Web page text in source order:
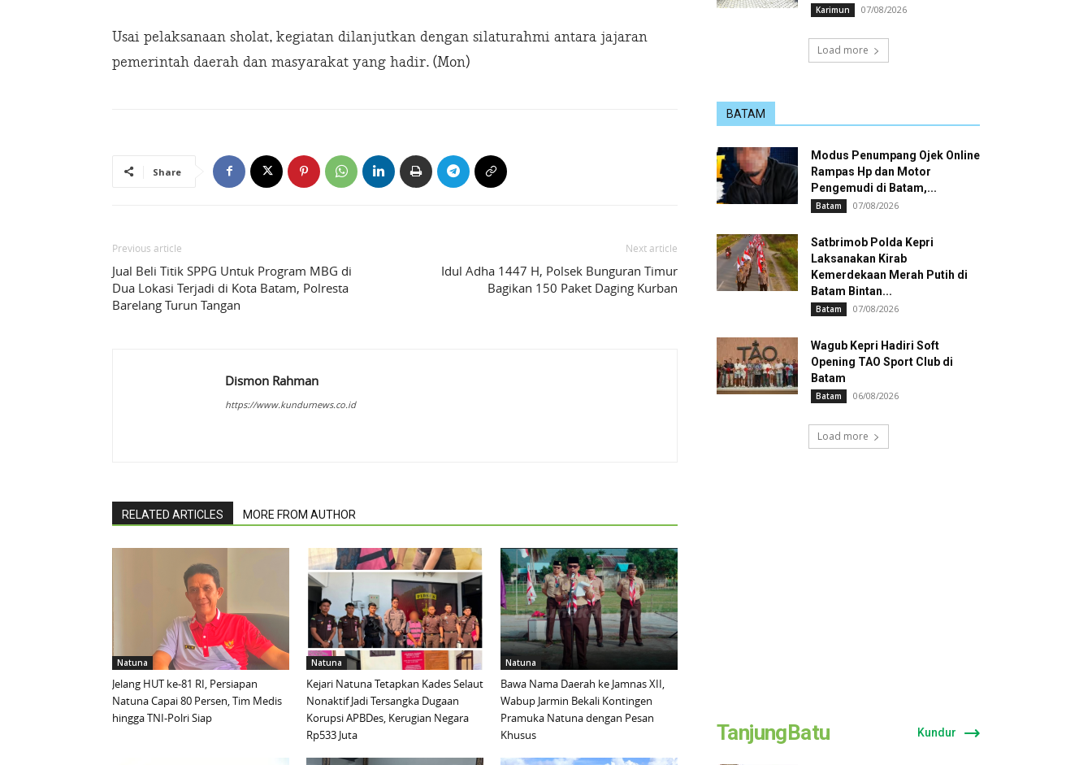
Usai pelaksanaan sholat, kegiatan dilanjutkan dengan silaturahmi antara jajaran
pemerintah daerah dan masyarakat yang hadir. (Mon)
Share
Previous article
Jual Beli Titik SPPG Untuk Program MBG di
Dua Lokasi Terjadi di Kota Batam, Polresta
Barelang Turun Tangan
Next article
Idul Adha 1447 H, Polsek Bunguran Timur
Bagikan 150 Paket Daging Kurban
Dismon Rahman
https://www.kundurnews.co.id
RELATED ARTICLES MORE FROM AUTHOR
Natuna
Jelang HUT ke-81 RI, Persiapan
Natuna Capai 80 Persen, Tim Medis
hingga TNI-Polri Siap
Natuna
Kejari Natuna Tetapkan Kades Selaut
Nonaktif Jadi Tersangka Dugaan
Korupsi APBDes, Kerugian Negara
Rp533 Juta
Natuna
Bawa Nama Daerah ke Jamnas XII,
Wabup Jarmin Bekali Kontingen
Pramuka Natuna dengan Pesan
Khusus
Karimun 07/08/2026
Load more
BATAM
Modus Penumpang Ojek Online
Rampas Hp dan Motor
Pengemudi di Batam,...
Batam 07/08/2026
Satbrimob Polda Kepri
Laksanakan Kirab
Kemerdekaan Merah Putih di
Batam Bintan...
Batam 07/08/2026
Wagub Kepri Hadiri Soft
Opening TAO Sport Club di
Batam
Batam 06/08/2026
Load more
TanjungBatu Kundur